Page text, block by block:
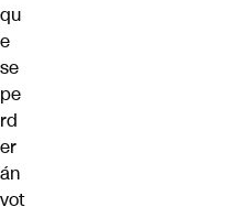
qu
e
se
pe
rd
er
án
vot